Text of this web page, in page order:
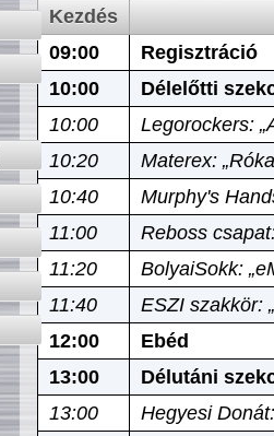
Kezdés
09:00
Regisztráció
10:00
Délelőtti
10:00
Legorockers:
10:20
Materex:
10:40
Murphy's
11:00
Reboss
11:20
BolyaiSokk:
11:40
ESZI szakkör:
12:00
Ebéd
13:00
Délutáni
13:00
Hegyesi